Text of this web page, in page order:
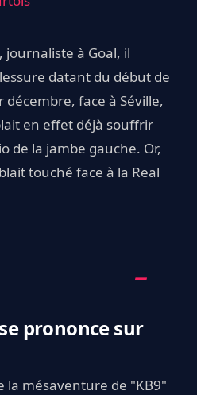
journaliste à Goal, il
datant du début de
face à Séville,
en effet déjà souffrir
de la jambe gauche. Or,
touché face à la Real
prononce sur
la mésaventure de "KB9"